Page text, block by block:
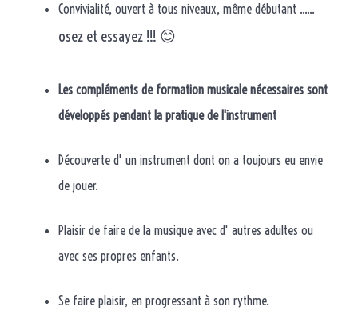
Convivialité, ouvert à tous niveaux, même débutant ......
osez et essayez !!! 😊
Les compléments de formation musicale nécessaires sont
développés pendant la pratique de l'instrument
Découverte d' un instrument dont on a toujours eu envie
de jouer.
Plaisir de faire de la musique avec d' autres adultes ou
avec ses propres enfants.
Se faire plaisir, en progressant à son rythme.